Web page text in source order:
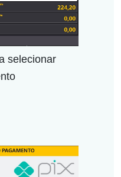
selecionar